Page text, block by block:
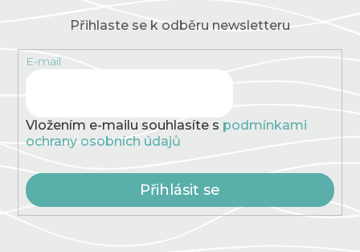
c
í
p
v
ý
i
s
Přihlaste se k odběru newsletteru
E-mail
Vložením e-mailu souhlasíte s podmínkami
ochrany osobních údajů
Přihlásit se